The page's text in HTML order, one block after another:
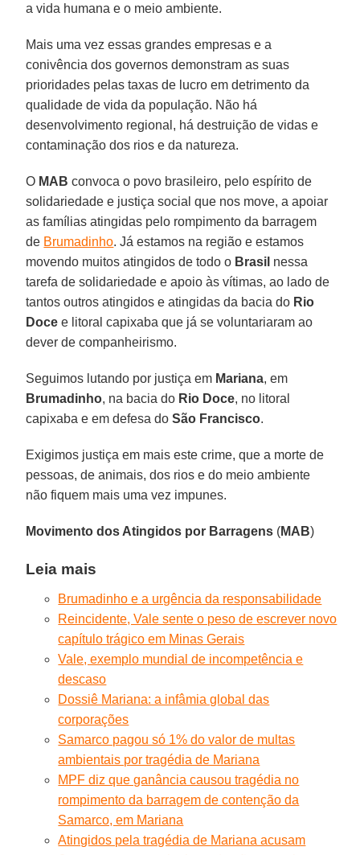
a vida humana e o meio ambiente.
Mais uma vez essas grandes empresas e a
conivência dos governos demonstram as suas
prioridades pelas taxas de lucro em detrimento da
qualidade de vida da população. Não há
desenvolvimento regional, há destruição de vidas e
contaminação dos rios e da natureza.
O MAB convoca o povo brasileiro, pelo espírito de
solidariedade e justiça social que nos move, a apoiar
as famílias atingidas pelo rompimento da barragem
de Brumadinho. Já estamos na região e estamos
movendo muitos atingidos de todo o Brasil nessa
tarefa de solidariedade e apoio às vítimas, ao lado de
tantos outros atingidos e atingidas da bacia do Rio
Doce e litoral capixaba que já se voluntariaram ao
dever de companheirismo.
Seguimos lutando por justiça em Mariana, em
Brumadinho, na bacia do Rio Doce, no litoral
capixaba e em defesa do São Francisco.
Exigimos justiça em mais este crime, que a morte de
pessoas, de animais, dos rios e do meio ambiente
não fiquem mais uma vez impunes.
Movimento dos Atingidos por Barragens (MAB)
Leia mais
Brumadinho e a urgência da responsabilidade
Reincidente, Vale sente o peso de escrever novo
capítulo trágico em Minas Gerais
Vale, exemplo mundial de incompetência e
descaso
Dossiê Mariana: a infâmia global das
corporações
Samarco pagou só 1% do valor de multas
ambientais por tragédia de Mariana
MPF diz que ganância causou tragédia no
rompimento da barragem de contenção da
Samarco, em Mariana
Atingidos pela tragédia de Mariana acusam